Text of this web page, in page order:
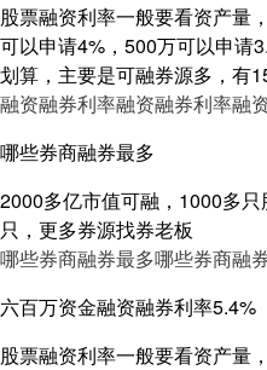
股票融资利率一般要看资产量
可以申请4%，500万可以申请
划算，主要是可融券源多，有
融资融券利率融资融券利率融
哪些券商融券最多
2000多亿市值可融，1000多
只，更多券源找券老板
哪些券商融券最多哪些券商融
六百万资金融资融券利率5.4%
股票融资利率一般要看资产量